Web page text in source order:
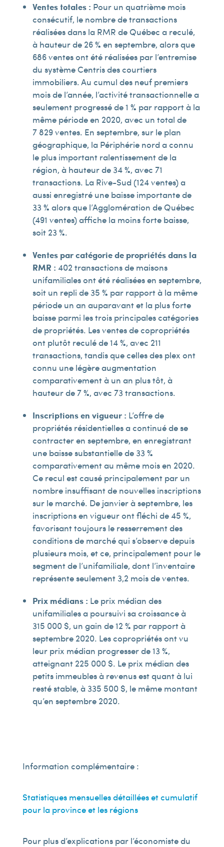
Ventes totales : Pour un quatrième mois
consécutif, le nombre de transactions
réalisées dans la RMR de Québec a reculé,
à hauteur de 26 % en septembre, alors que
686 ventes ont été réalisées par l’entremise
du système Centris des courtiers
immobiliers. Au cumul des neuf premiers
mois de l’année, l’activité transactionnelle a
seulement progressé de 1 % par rapport à la
même période en 2020, avec un total de
7 829 ventes. En septembre, sur le plan
géographique, la Périphérie nord a connu
le plus important ralentissement de la
région, à hauteur de 34 %, avec 71
transactions. La Rive-Sud (124 ventes) a
aussi enregistré une baisse importante de
33 % alors que l’Agglomération de Québec
(491 ventes) affiche la moins forte baisse,
soit 23 %.
Ventes par catégorie de propriétés dans la
RMR : 402 transactions de maisons
unifamiliales ont été réalisées en septembre,
soit un repli de 35 % par rapport à la même
période un an auparavant et la plus forte
baisse parmi les trois principales catégories
de propriétés. Les ventes de copropriétés
ont plutôt reculé de 14 %, avec 211
transactions, tandis que celles des plex ont
connu une légère augmentation
comparativement à un an plus tôt, à
hauteur de 7 %, avec 73 transactions.
Inscriptions en vigueur : L’offre de
propriétés résidentielles a continué de se
contracter en septembre, en enregistrant
une baisse substantielle de 33 %
comparativement au même mois en 2020.
Ce recul est causé principalement par un
nombre insuffisant de nouvelles inscriptions
sur le marché. De janvier à septembre, les
inscriptions en vigueur ont fléchi de 45 %,
favorisant toujours le resserrement des
conditions de marché qui s’observe depuis
plusieurs mois, et ce, principalement pour le
segment de l’unifamiliale, dont l’inventaire
représente seulement 3,2 mois de ventes.
Prix médians : Le prix médian des
unifamiliales a poursuivi sa croissance à
315 000 $, un gain de 12 % par rapport à
septembre 2020. Les copropriétés ont vu
leur prix médian progresser de 13 %,
atteignant 225 000 $. Le prix médian des
petits immeubles à revenus est quant à lui
resté stable, à 335 500 $, le même montant
qu’en septembre 2020.
Information complémentaire :
Statistiques mensuelles détaillées et cumulatif
pour la province et les régions
Pour plus d’explications par l’économiste du